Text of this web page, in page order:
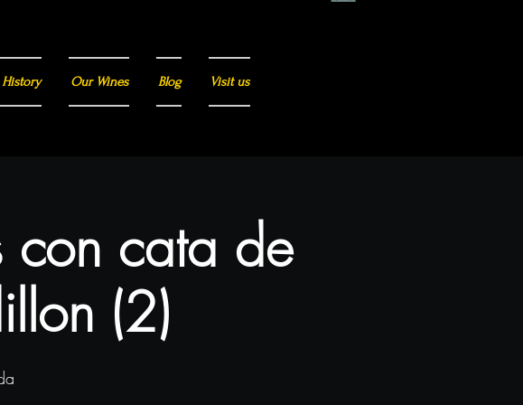
con cata de
(2)
Our Wines Blog Visit us